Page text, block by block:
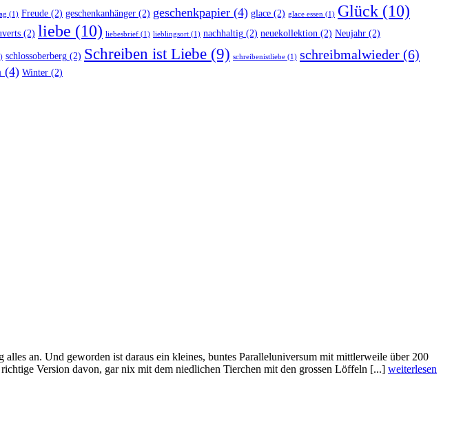
(1) Freude (2) geschenkanhänger (2) geschenkpapier (4) glace (2) glace essen (1) Glück (10)
(2) liebe (10) liebesbrief (1) lieblingsort (1) nachhaltig (2) neuekollektion (2) Neujahr (2)
schlossoberberg (2) Schreiben ist Liebe (9) schreibenistliebe (1) schreibmalwieder (6)
(4) Winter (2)
an. Und geworden ist daraus ein kleines, buntes Paralleluniversum mit mittlerweile über 200
Version davon, gar nix mit dem niedlichen Tierchen mit den grossen Löffeln [...] weiterlesen